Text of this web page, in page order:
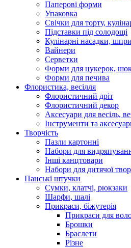
Паперові форми
Упаковка
Свічки для торту,
Підставки під солодощі
Кулінарні насадки,
Вайнери
Серветки
Форми для цукерок,
Форми для печива
Флористика, весілля
Флористичний дріт
Флористичний декор
Аксесуари для весіль,
Інструменти та
Творчість
Пазли картонні
Набори для
Інші канцтовари
Набори для дитячої
Панські штучки
Сумки, клатчі, рюкзаки
Шарфи, шалі
Прикраси, біжутерія
Прикраси для
Брошки
Браслети
Різне